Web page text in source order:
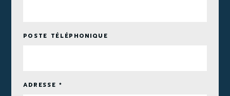
POSTE TÉLÉPHONIQUE
ADRESSE *